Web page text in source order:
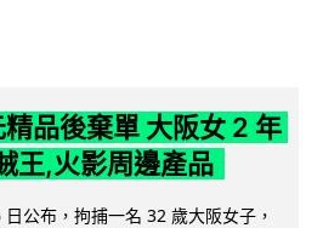
品後棄單 大阪女 2 年
王,火影周邊產品
公布，拘捕一名 32 歲大阪女子，